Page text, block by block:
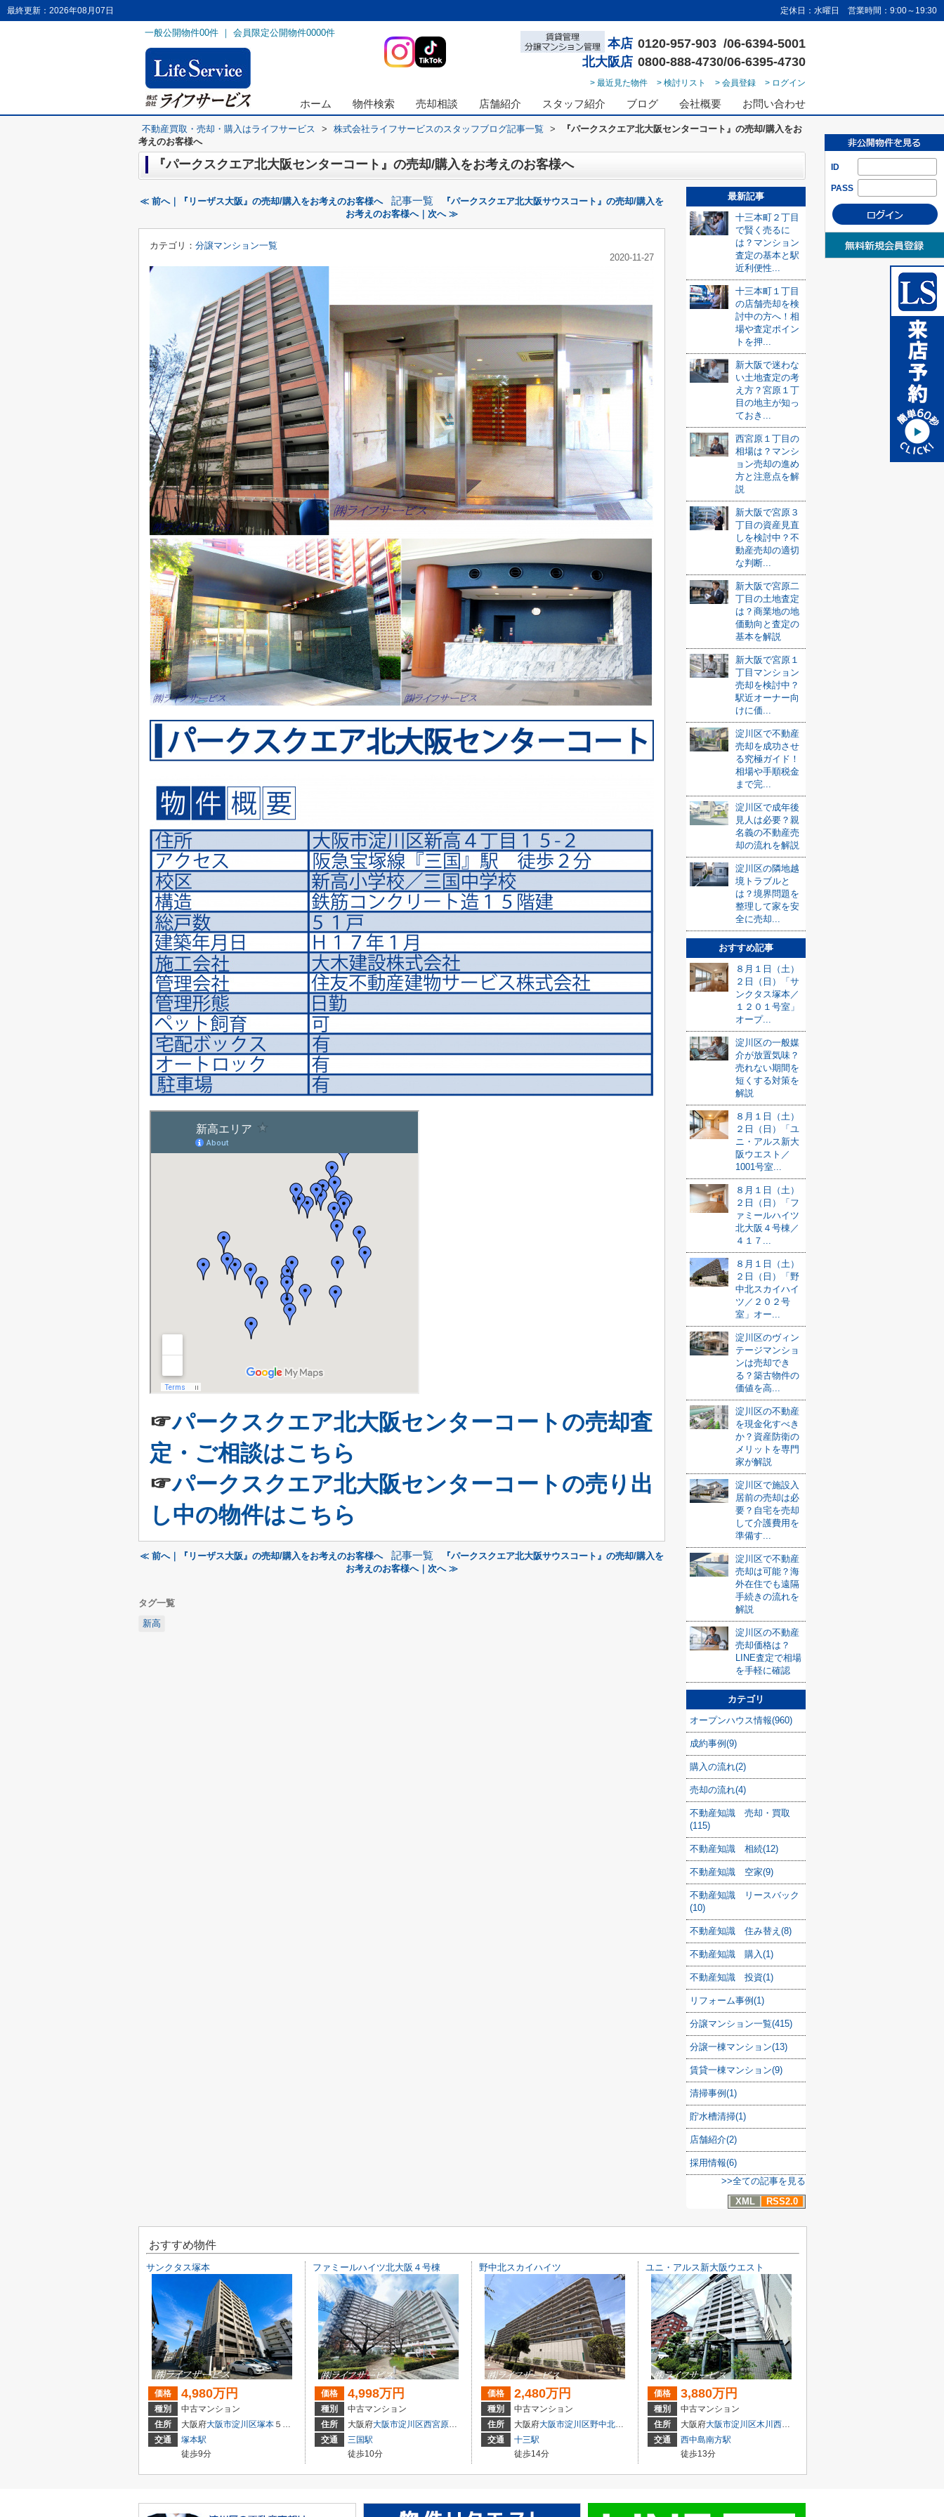
最終更新：2026年08月07日 定休日：水曜日 営業時間：9:00～19:30
一般公開物件00件 ｜ 会員限定公開物件0000件
本店 0120-957-903 /06-6394-5001
北大阪店 0800-888-4730/06-6395-4730
> 最近見た物件 > 検討リスト > 会員登録 > ログイン
ホーム 物件検索 売却相談 店舗紹介 スタッフ紹介 ブログ 会社概要 お問い合わせ
ID
PASS
不動産買取・売却・購入はライフサービス > 株式会社ライフサービスのスタッフブログ記事一覧 >
『パークスクエア北大阪センターコート』の売却/購入をお
考えのお客様へ
『パークスクエア北大阪センターコート』の売却/購入をお考えのお客様へ
≪ 前へ｜『リーザス大阪』の売却/購入をお考えのお客様へ 記事一覧
『パークスクエア北大阪サウスコート』の売却/購入を
お考えのお客様へ｜次へ ≫
カテゴリ： 分譲マンション一覧
2020-11-27
☞パークスクエア北大阪センターコートの売却査
定・ご相談はこちら
☞パークスクエア北大阪センターコートの売り出
し中の物件はこちら
≪ 前へ｜『リーザス大阪』の売却/購入をお考えのお客様へ 記事一覧
『パークスクエア北大阪サウスコート』の売却/購入を
お考えのお客様へ｜次へ ≫
タグ一覧
新高
最新記事
十三本町２丁目
で賢く売るに
は？マンション
査定の基本と駅
近利便性...
十三本町１丁目
の店舗売却を検
討中の方へ！相
場や査定ポイン
トを押...
新大阪で迷わな
い土地査定の考
え方？宮原１丁
目の地主が知っ
ておき...
西宮原１丁目の
相場は？マンシ
ョン売却の進め
方と注意点を解
説
新大阪で宮原３
丁目の資産見直
しを検討中？不
動産売却の適切
な判断...
新大阪で宮原二
丁目の土地査定
は？商業地の地
価動向と査定の
基本を解説
新大阪で宮原１
丁目マンション
売却を検討中？
駅近オーナー向
けに価...
淀川区で不動産
売却を成功させ
る究極ガイド！
相場や手順税金
まで完...
淀川区で成年後
見人は必要？親
名義の不動産売
却の流れを解説
淀川区の隣地越
境トラブルと
は？境界問題を
整理して家を安
全に売却...
おすすめ記事
８月１日（土）
２日（日）「サ
ンクタス塚本／
１２０１号室」
オープ...
淀川区の一般媒
介が放置気味？
売れない期間を
短くする対策を
解説
８月１日（土）
２日（日）「ユ
ニ・アルス新大
阪ウエスト／
1001号室...
８月１日（土）
２日（日）「フ
ァミールハイツ
北大阪４号棟／
４１７...
８月１日（土）
２日（日）「野
中北スカイハイ
ツ／２０２号
室」オー...
淀川区のヴィン
テージマンショ
ンは売却でき
る？築古物件の
価値を高...
淀川区の不動産
を現金化すべき
か？資産防衛の
メリットを専門
家が解説
淀川区で施設入
居前の売却は必
要？自宅を売却
して介護費用を
準備す...
淀川区で不動産
売却は可能？海
外在住でも遠隔
手続きの流れを
解説
淀川区の不動産
売却価格は？
LINE査定で相場
を手軽に確認
カテゴリ
オープンハウス情報(960)
成約事例(9)
購入の流れ(2)
売却の流れ(4)
不動産知識 売却・買取
(115)
不動産知識 相続(12)
不動産知識 空家(9)
不動産知識 リースバック
(10)
不動産知識 住み替え(8)
不動産知識 購入(1)
不動産知識 投資(1)
リフォーム事例(1)
分譲マンション一覧(415)
分譲一棟マンション(13)
賃貸一棟マンション(9)
清掃事例(1)
貯水槽清掃(1)
店舗紹介(2)
採用情報(6)
>>全ての記事を見る
XML
RSS2.0
おすすめ物件
サンクタス塚本
価格 4,980万円
種別
中古マンション
住所
大阪府大阪市淀川区塚本 ５丁目3-22
交通
塚本駅
徒歩9分
ファミールハイツ北大阪４号棟
価格 4,998万円
種別
中古マンション
住所
大阪府大阪市淀川区西宮原３丁目3-4
交通
三国駅
徒歩10分
野中北スカイハイツ
価格 2,480万円
種別
中古マンション
住所
大阪府大阪市淀川区野中北２丁目3-5
交通
十三駅
徒歩14分
ユニ・アルス新大阪ウエスト
価格 3,880万円
種別
中古マンション
住所
大阪府大阪市淀川区木川西４丁目1-14
交通
西中島南方駅
徒歩13分